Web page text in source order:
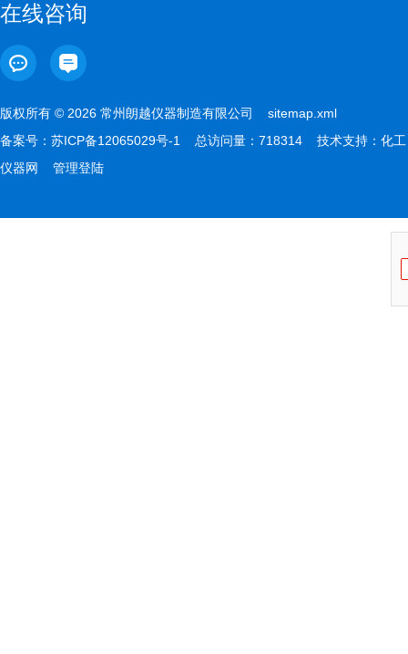
在线咨询
版权所有 © 2026 常州朗越仪器制造有限公司 sitemap.xml
备案号： 苏ICP备12065029号-1 总访问量：718314 技术支持： 化工
仪器网
管理登陆